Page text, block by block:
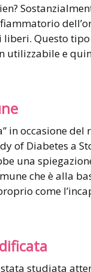
Questo
utilizzabile e
in occasione del
of Diabetes a
una
che è alla
come
studiata